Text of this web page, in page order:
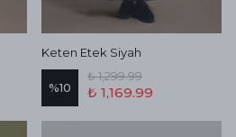
Keten Etek Siyah
%10
₺ 1,299.99
₺ 1,169.99